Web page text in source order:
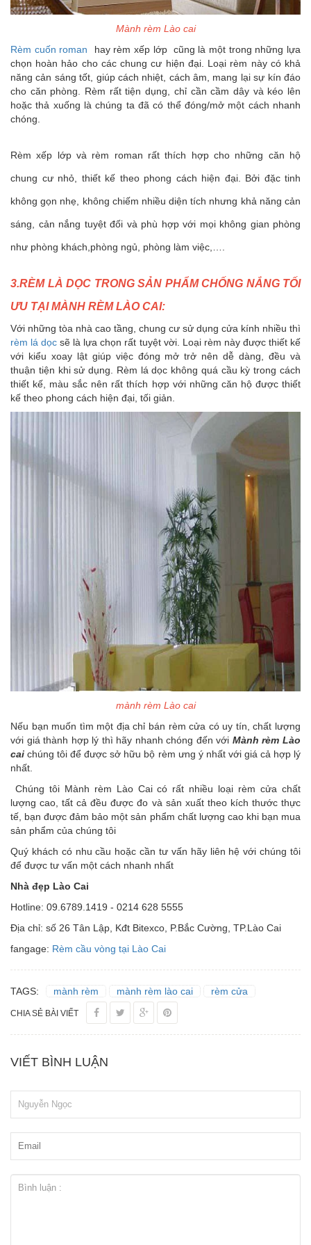
Mành rèm Lào cai
Rèm cuốn roman hay rèm xếp lớp cũng là một trong những lựa
chọn hoàn hảo cho các chung cư hiện đại. Loại rèm này có khả
năng cản sáng tốt, giúp cách nhiệt, cách âm, mang lại sự kín đáo
cho căn phòng. Rèm rất tiện dụng, chỉ cần cầm dây và kéo lên
hoặc thả xuống là chúng ta đã có thể đóng/mở một cách nhanh
chóng
Rèm xếp lớp và rèm roman rất thích hợp cho những căn hộ
chung cư nhỏ, thiết kế theo phong cách hiện đại. Bởi đặc tinh
không gọn nhẹ, không chiếm nhiều diện tích nhưng khả năng cản
sáng, cản nắng tuyệt đối và phù hợp với mọi không gian phòng
như phòng khách,phòng ngủ, phòng làm việc,….
3.RÈM LÀ DỌC TRONG SẢN PHẨM CHỐNG NẮNG TỐI
ƯU TẠI MÀNH RÈM LÀO CAI:
Với những tòa nhà cao tầng, chung cư sử dụng cửa kính nhiều thì
rèm lá dọc sẽ là lựa chọn rất tuyệt vời. Loại rèm này được thiết kế
với kiểu xoay lật giúp việc đóng mở trở nên dễ dàng, đều và
thuận tiện khi sử dụng. Rèm lá dọc không quá cầu kỳ trong cách
thiết kế, màu sắc nên rất thích hợp với những căn hộ được thiết
kế theo phong cách hiện đại, tối giản.
mành rèm Lào cai
Nếu bạn muốn tìm một địa chỉ bán rèm cửa có uy tín, chất lượng
với giá thành hợp lý thì hãy nhanh chóng đến với Mành rèm Lào
cai chúng tôi để được sở hữu bộ rèm ưng ý nhất với giá cả hợp lý
nhất.
Chúng tôi Mành rèm Lào Cai có rất nhiều loại rèm cửa chất
lượng cao, tất cả đều được đo và sản xuất theo kích thước thực
tế, bạn được đảm bảo một sản phẩm chất lượng cao khi bạn mua
sản phẩm của chúng tôi
Quý khách có nhu cầu hoặc cần tư vấn hãy liên hệ với chúng tôi
để được tư vấn một cách nhanh nhất
Nhà đẹp Lào Cai
Hotline: 09.6789.1419 - 0214 628 5555
Địa chỉ: số 26 Tân Lập, Kđt Bitexco, P.Bắc Cường, TP.Lào Cai
fangage: Rèm cầu vòng tại Lào Cai
TAGS: mành rèm mành rèm lào cai rèm cửa
CHIA SẺ BÀI VIẾT
VIẾT BÌNH LUẬN